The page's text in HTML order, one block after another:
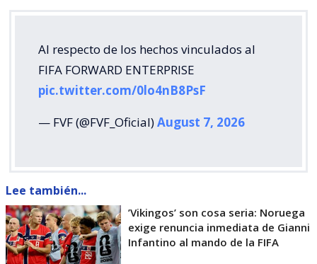
Al respecto de los hechos vinculados al
FIFA FORWARD ENTERPRISE
pic.twitter.com/0lo4nB8PsF
— FVF (@FVF_Oficial)August 7, 2026
Lee también...
’Vikingos’ son cosa seria: Noruega
exige renuncia inmediata de Gianni
Infantino al mando de la FIFA